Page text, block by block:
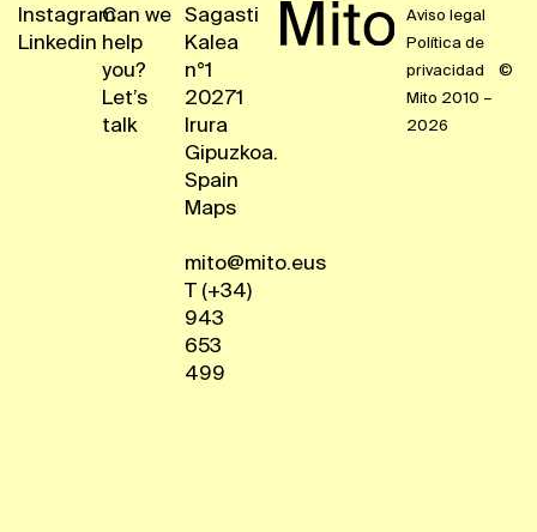
Instagram
Linkedin
Can we
help
you?
Let’s
talk
Sagasti
Kalea
n°1
20271
Irura
Gipuzkoa.
Spain
Maps
mito@mito.eus
T (+34)
943
653
499
Aviso legal
Política de
privacidad
©
Mito 2010 –
2026